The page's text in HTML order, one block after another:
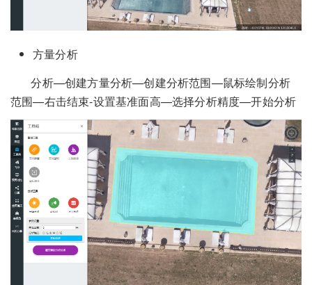
方量分析
分析—创建方量分析—创建分析范围—鼠标绘制分析
范围—右击结束-设置基准面高—选择分析精度—开始分析